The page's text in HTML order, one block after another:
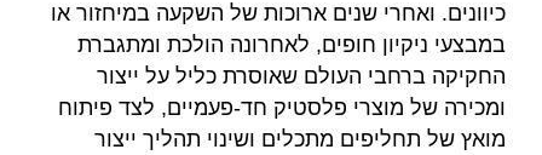
כיוונים. ואחרי שנים ארוכות של השקעה במיחזור או
במבצעי ניקיון חופים, לאחרונה הולכת ומתגברת
החקיקה ברחבי העולם שאוסרת כליל על ייצור
ומכירה של מוצרי פלסטיק חד-פעמיים, לצד פיתוח
מואץ של תחליפים מתכלים ושינוי תהליך ייצור